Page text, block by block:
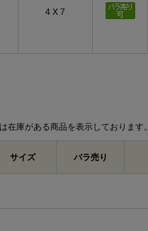
4 X 7
庫がある商品を表示しております。
サイズ バラ売り